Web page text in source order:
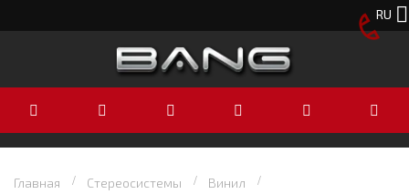
RU
Главная Стереосистемы
Винил